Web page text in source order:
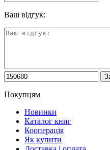
Ваш відгук:
Покупцям
Новинки
Каталог книг
Кооперація
Як купити